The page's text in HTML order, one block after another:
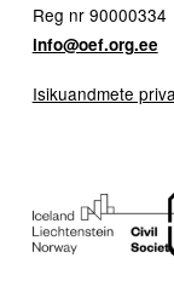
Reg nr 90000334
info@oef.org.ee
Isikuandmete